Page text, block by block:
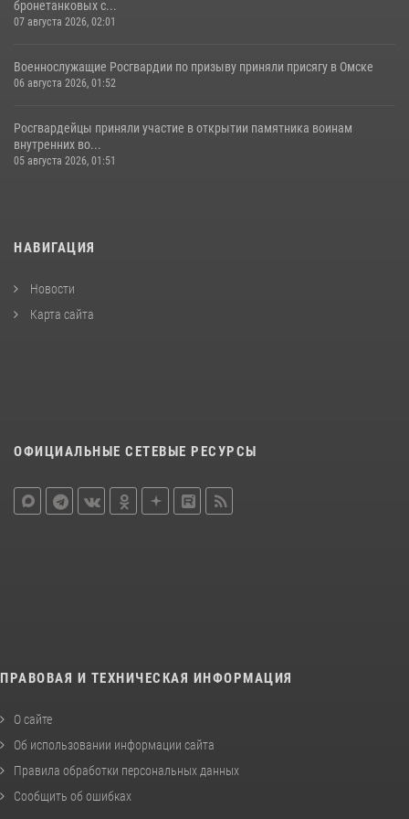
бронетанковых с...
07 августа 2026, 02:01
Военнослужащие Росгвардии по призыву приняли присягу в Омске
06 августа 2026, 01:52
Росгвардейцы приняли участие в открытии памятника воинам
внутренних во...
05 августа 2026, 01:51
НАВИГАЦИЯ
Новости
Карта сайта
ОФИЦИАЛЬНЫЕ СЕТЕВЫЕ РЕСУРСЫ
ПРАВОВАЯ И ТЕХНИЧЕСКАЯ ИНФОРМАЦИЯ
О сайте
Об использовании информации сайта
Правила обработки персональных данных
Сообщить об ошибках